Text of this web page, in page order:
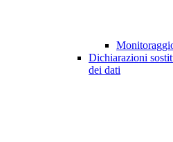
Dichiarazioni
dei dati